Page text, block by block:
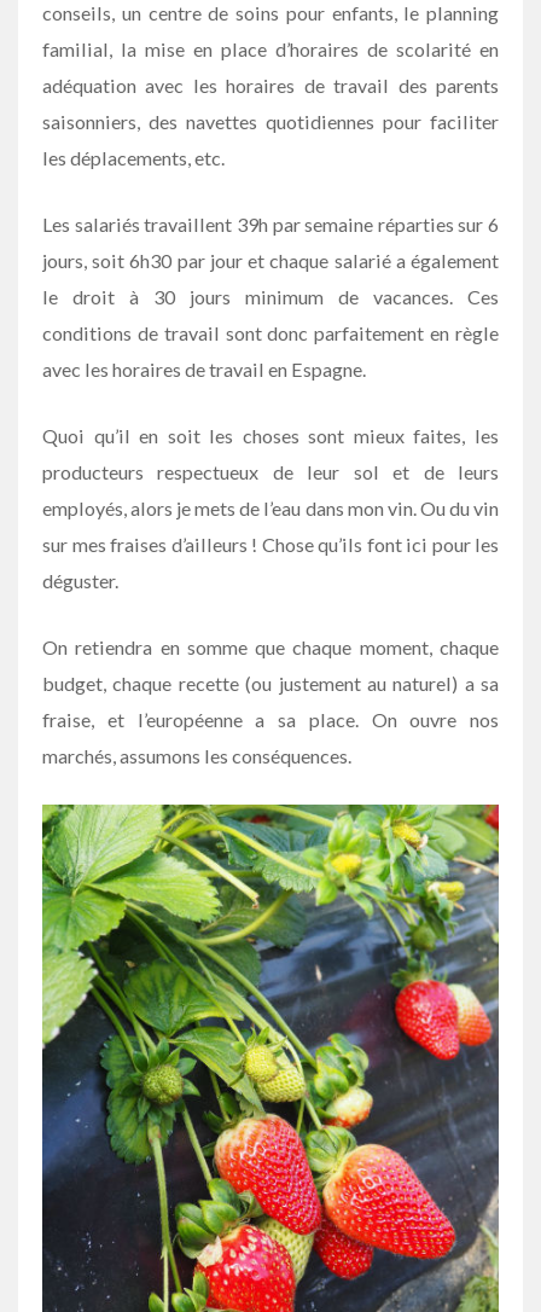
conseils, un centre de soins pour enfants, le planning
familial, la mise en place d’horaires de scolarité en
adéquation avec les horaires de travail des parents
saisonniers, des navettes quotidiennes pour faciliter
les déplacements, etc.
Les salariés travaillent 39h par semaine réparties sur 6
jours, soit 6h30 par jour et chaque salarié a également
le droit à 30 jours minimum de vacances. Ces
conditions de travail sont donc parfaitement en règle
avec les horaires de travail en Espagne.
Quoi qu’il en soit les choses sont mieux faites, les
producteurs respectueux de leur sol et de leurs
employés, alors je mets de l’eau dans mon vin. Ou du vin
sur mes fraises d’ailleurs ! Chose qu’ils font ici pour les
déguster.
On retiendra en somme que chaque moment, chaque
budget, chaque recette (ou justement au naturel) a sa
fraise, et l’européenne a sa place. On ouvre nos
marchés, assumons les conséquences.